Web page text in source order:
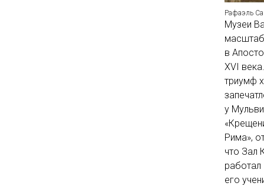
Рафаэль
Музеи
в
XVI
триумф
у
Рима»,
что Зал
его